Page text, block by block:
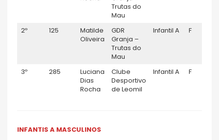
Trutas do
Mau
2º 125
Matilde
Oliveira
GDR
Granja –
Trutas do
Mau
Infantil A F
3º 285
Luciana
Dias
Rocha
Clube
Desportivo
de Leomil
Infantil A F
INFANTIS A MASCULINOS